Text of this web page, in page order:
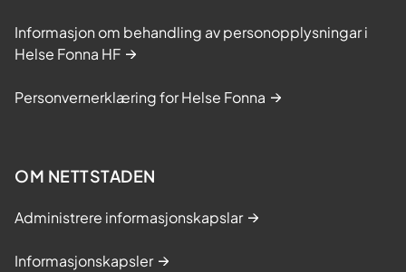
Informasjon om behandling av personopplysningar i
Helse Fonna HF
Personvernerklæring for Helse Fonna
OM NETTSTADEN
Administrere informasjonskapslar
Informasjonskapsler